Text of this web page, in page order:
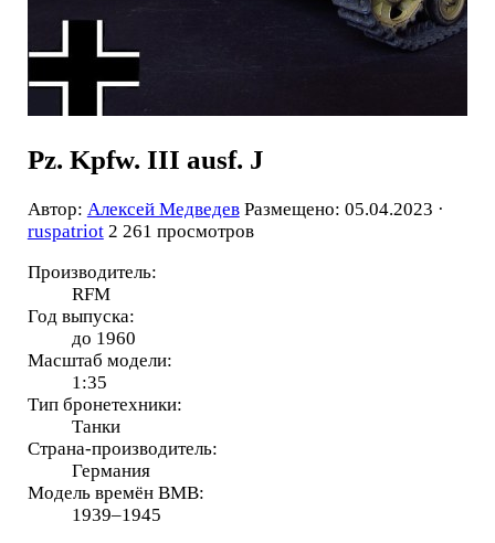
Pz. Kpfw. III ausf. J
Автор: Алексей Медведев Размещено: 05.04.2023 ·
ruspatriot 2 261 просмотров
Производитель:
RFM
Год выпуска:
до 1960
Масштаб модели:
1:35
Тип бронетехники:
Танки
Страна-производитель:
Германия
Модель времён ВМВ:
1939–1945